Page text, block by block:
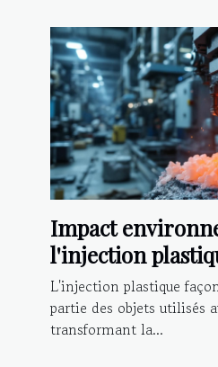
Impact
l'injection
alternatives
L'injection plastique
partie des objets utilisés
transformant la...